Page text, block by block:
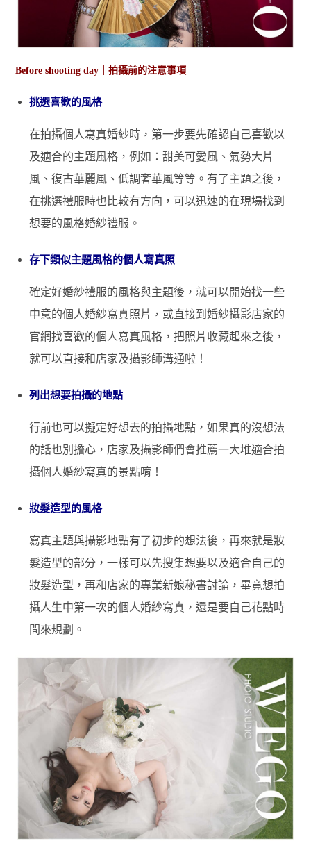
Before shooting day｜拍攝前的注意事項
挑選喜歡的風格
在拍攝個人寫真婚紗時，第一步要先確認自己喜歡以
及適合的主題風格，例如：甜美可愛風、氣勢大片
風、復古華麗風、低調奢華風等等。有了主題之後，
在挑選禮服時也比較有方向，可以迅速的在現場找到
想要的風格婚紗禮服。
存下類似主題風格的個人寫真照
確定好婚紗禮服的風格與主題後，就可以開始找一些
中意的個人婚紗寫真照片，或直接到婚紗攝影店家的
官網找喜歡的個人寫真風格，把照片收藏起來之後，
就可以直接和店家及攝影師溝通啦！
列出想要拍攝的地點
行前也可以擬定好想去的拍攝地點，如果真的沒想法
的話也別擔心，店家及攝影師們會推薦一大堆適合拍
攝個人婚紗寫真的景點唷！
妝髮造型的風格
寫真主題與攝影地點有了初步的想法後，再來就是妝
髮造型的部分，一樣可以先搜集想要以及適合自己的
妝髮造型，再和店家的專業新娘秘書討論，畢竟想拍
攝人生中第一次的個人婚紗寫真，還是要自己花點時
間來規劃。